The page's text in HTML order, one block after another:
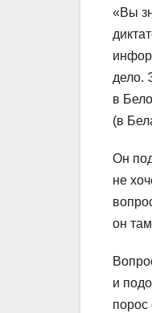
«Вы
дело.
в
(в
Он
не
он
и
порос